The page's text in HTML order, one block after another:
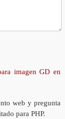
imagen GD en
web y pregunta
para PHP.